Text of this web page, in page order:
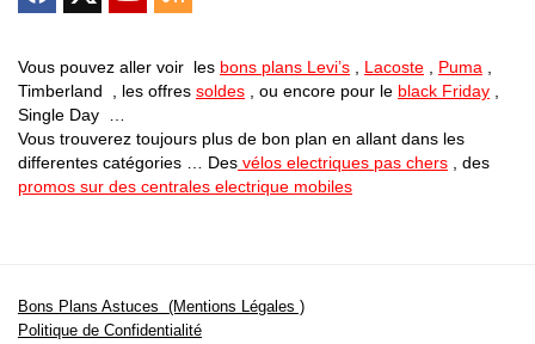
Vous pouvez aller voir les bons plans Levi’s Lacoste Puma
Timberland , les offres soldes , ou encore pour le black Friday
Single Day …
Vous trouverez toujours plus de bon plan en allant dans les
differentes catégories … Des vélos electriques pas chers , des
promos sur des centrales electrique mobiles
Bons Plans Astuces (Mentions Légales )
Politique de Confidentialité